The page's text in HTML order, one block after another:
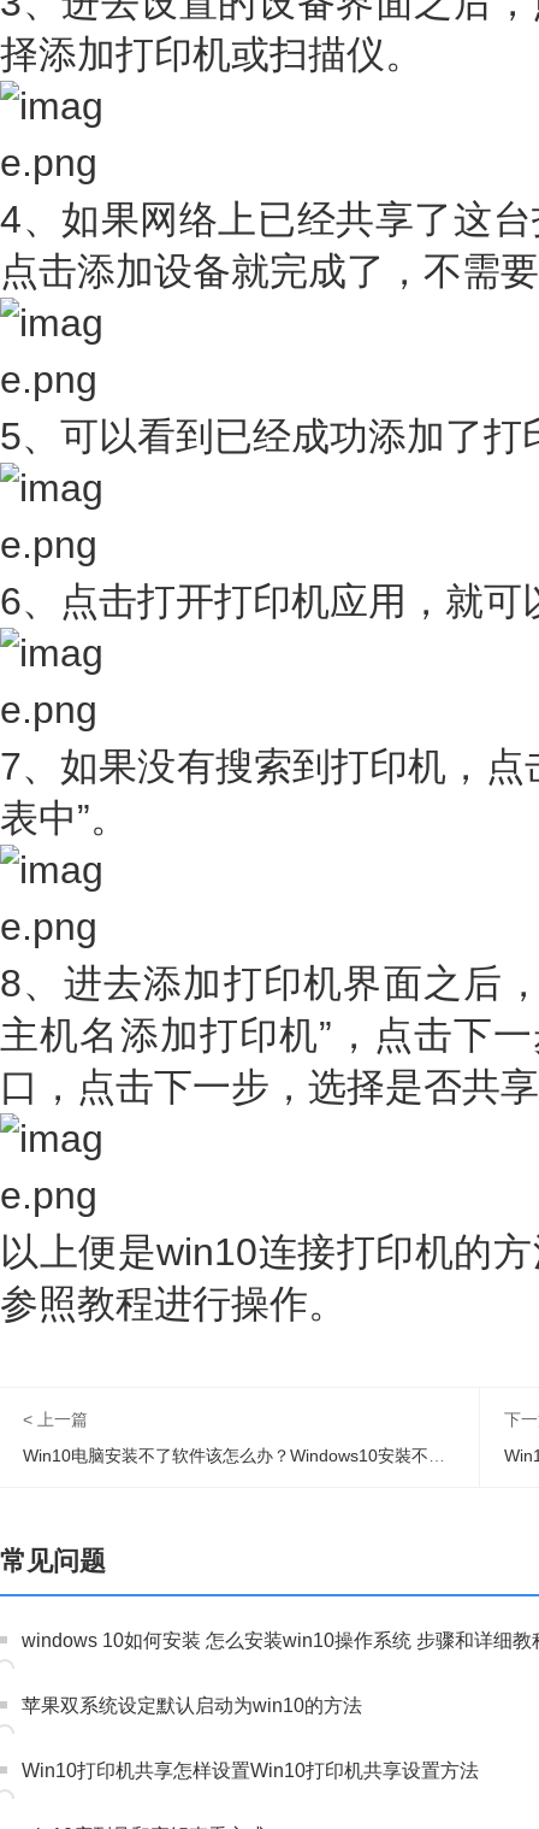
择添加打印机或扫描仪。
4、如果网络上已经共享了这
点击添加设备就完成了，不需
5、可以看到已经成功添加了打
6、点击打开打印机应用，就可
7、如果没有搜索到打印机，点
表中”。
8、进去添加打印机界面之后
主机名添加打印机”，点击下
口，点击下一步，选择是否共
以上便是win10连接打印机的
参照教程进行操作。
< 上一篇
下
常见问题
windows 10如何安装 怎么安装win10操作系统 步骤和详细教
苹果双系统设定默认启动为win10的方法
Win10打印机共享怎样设置Win10打印机共享设置方法